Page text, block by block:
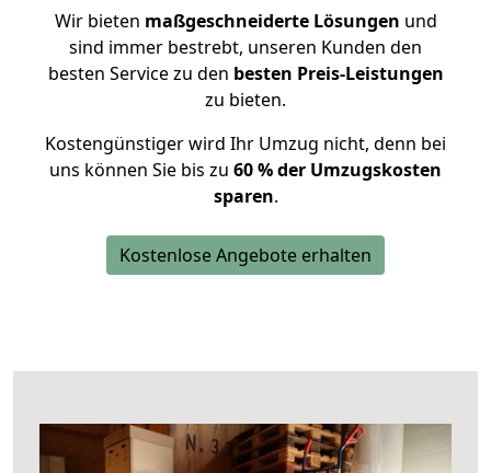
Wir bieten maßgeschneiderte Lösungen und
sind immer bestrebt, unseren Kunden den
besten Service zu den besten Preis-Leistungen
zu bieten.
Kostengünstiger wird Ihr Umzug nicht, denn bei
uns können Sie bis zu 60 % der Umzugskosten
sparen.
Kostenlose Angebote erhalten